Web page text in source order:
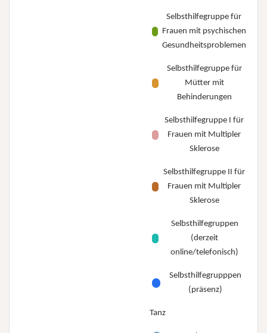
Selbsthilfegruppe für
Frauen mit psychischen
Gesundheitsproblemen
Selbsthilfegruppe für
Mütter mit
Behinderungen
Selbsthilfegruppe I für
Frauen mit Multipler
Sklerose
Selbsthilfegruppe II für
Frauen mit Multipler
Sklerose
Selbsthilfegruppen
(derzeit
online/telefonisch)
Selbsthilfegrupppen
(präsenz)
Tanz